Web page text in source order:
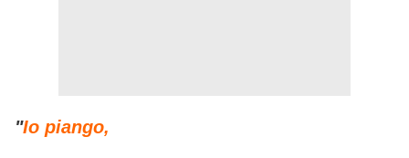
"Io piango,